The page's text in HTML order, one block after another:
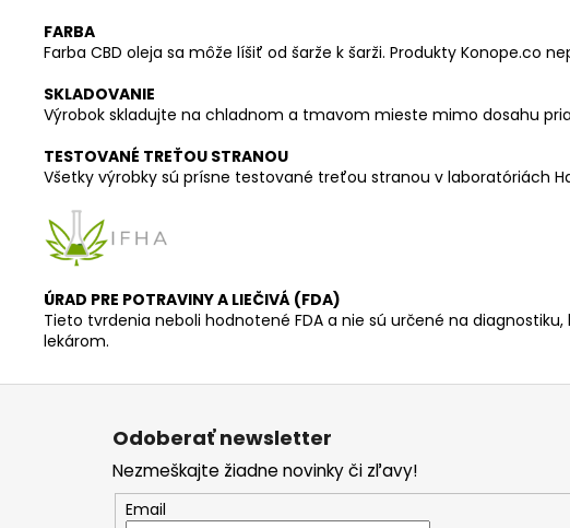
FARBA
Farba CBD oleja sa môže líšiť od šarže k šarži. Produkty Konope.co
SKLADOVANIE
Výrobok skladujte na chladnom a tmavom mieste mimo dosahu
TESTOVANÉ TREŤOU STRANOU
Všetky výrobky sú prísne testované treťou stranou v laboratóriách
ÚRAD PRE POTRAVINY A LIEČIVÁ (FDA)
Tieto tvrdenia neboli hodnotené FDA a nie sú určené na
lekárom.
Odoberať newsletter
Nezmeškajte žiadne novinky či zľavy!
Email